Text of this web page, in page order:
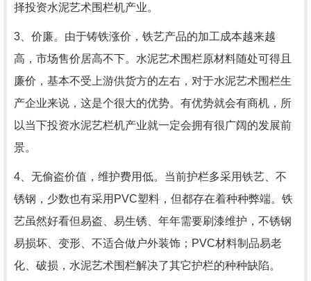
择投资水泥艺术围栏机产业。
3、价廉。由于铸铁涨价，铁艺产品的加工成本越来越
高，市场售价居高不下。水泥艺术围栏原材料随处可得且
廉价，基本不受上游供货方的左右，对于水泥艺术围栏生
产企业来说，这是个很大的优势。有优势就会有商机，所
以当下投资水泥艺栏机产业就一定会拥有很广阔的发展前
景。
4、无偷盗价值，维护费用低。当前护栏多采用铁艺、不
锈钢，少数也有采用PVC塑料，但都存在着种种弊端。铁
艺虽然好看但易盗、易生锈、年年需要刷漆维护，不锈钢
易损坏、变形、不适合做户外装饰；PVC材料制品易老
化、破损，水泥艺术围栏解决了其它护栏的种种缺陷。